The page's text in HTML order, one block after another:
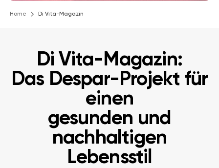
Home Di Vita-Magazin
Di Vita-Magazin:
Das Despar-Projekt für
einen
gesunden und
nachhaltigen
Lebensstil